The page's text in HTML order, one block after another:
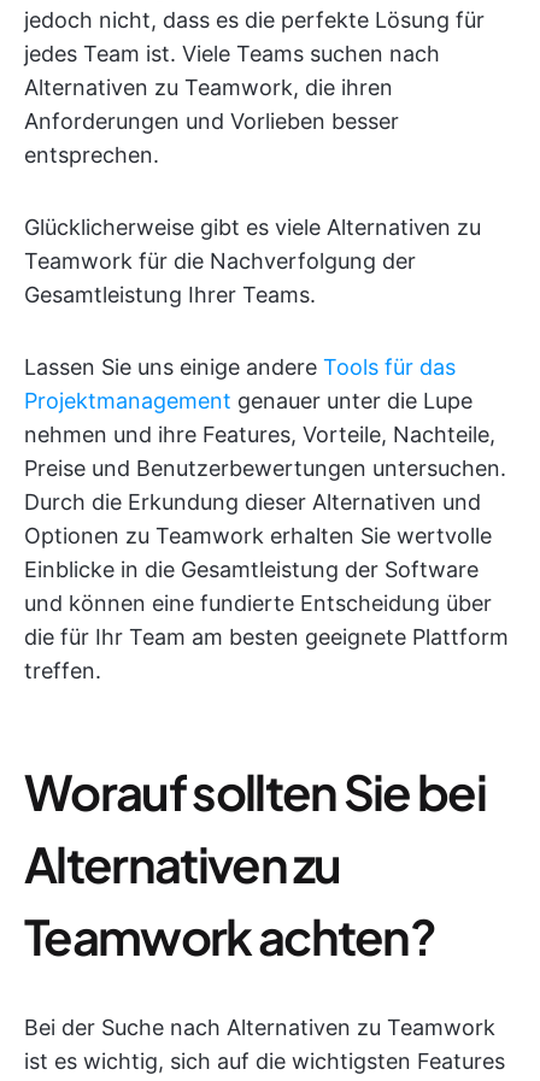
jedoch nicht, dass es die perfekte Lösung für
jedes Team ist. Viele Teams suchen nach
Alternativen zu Teamwork, die ihren
Anforderungen und Vorlieben besser
entsprechen.
Glücklicherweise gibt es viele Alternativen zu
Teamwork für die Nachverfolgung der
Gesamtleistung Ihrer Teams.
Lassen Sie uns einige andere Tools für das
Projektmanagement genauer unter die Lupe
nehmen und ihre Features, Vorteile, Nachteile,
Preise und Benutzerbewertungen untersuchen.
Durch die Erkundung dieser Alternativen und
Optionen zu Teamwork erhalten Sie wertvolle
Einblicke in die Gesamtleistung der Software
und können eine fundierte Entscheidung über
die für Ihr Team am besten geeignete Plattform
treffen.
Worauf sollten Sie bei
Alternativen zu
Teamwork achten?
Bei der Suche nach Alternativen zu Teamwork
ist es wichtig, sich auf die wichtigsten Features